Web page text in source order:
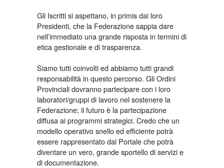
Gli Iscritti si aspettano, in primis dai loro
Presidenti, che la Federazione sappia dare
nell’immediato una grande risposta in termini di
etica gestionale e di trasparenza.
Siamo tutti coinvolti ed abbiamo tutti grandi
responsabilità in questo percorso. Gli Ordini
Provinciali dovranno partecipare con i loro
laboratori/gruppi di lavoro nel sostenere la
Federazione; il futuro è la partecipazione
diffusa ai programmi strategici. Credo che un
modello operativo snello ed efficiente potrà
essere rappresentato dal Portale che potrà
diventare un vero, grande sportello di servizi e
di documentazione.